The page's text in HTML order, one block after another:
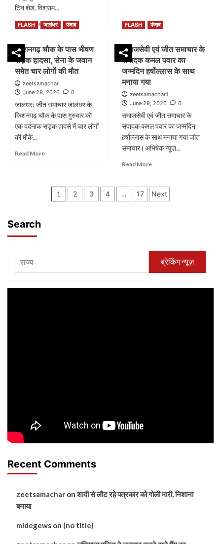
सेवक
के
को
सिरोपा
भेंट
कर
किया
सम्मानित
टिन शेड, विश्राम...
Read MoreRead
more
जयसिंहपुर
विधानसभा
क्षेत्र
अंतर्गत
प्रसिद्ध
शक्तिपीठ
आशापुरी
अधूरी!
मिलेंगी
सुविधाएं?
Paper
June
2026
आज
का
पेपर
FLASH जालंधर पंजाब
किशनगढ़ चौक के पास भीषण
सड़क हादसा, सेना के जवान
समेत चार लोगों की मौत
zeetsamachar
June 29, 2026
0
जालंधर: जीत समाचार जालंधर के
किशनगढ़ चौक के पास गुरुवार को
एक दर्दनाक सड़क हादसे में चार लोगों
की मौके...
Read MoreRead
चौक
समेत
FLASH पंजाब
समाजसेवी एवं जीत समाचार के
संपादक कमल पवार का
जन्मदिन हर्षोल्लास के साथ
मनाया गया
zeetsamachar1
June 29, 2026
0
समाजसेवी एवं जीत समाचार के
संपादक कमल पवार का जन्मदिन
हर्षोल्लास के साथ मनाया गया जीत
समाचार ( अभिषेक न्यूज़...
Read MoreRead
समाजसेवी
एवं
जन्मदिन
Posts
1 2 3 4 … 17 Next
Search
ब्रेकिंग न्यूज़
Recent Comments
zeetsamachar onशादी से लौट रहे पत्रकार को गोली मारी, निशाना
बनाया
midegews on (no title)